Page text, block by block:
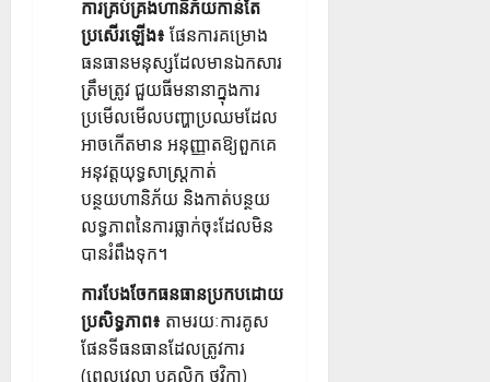
ការគ្រប់គ្រងហានិភ័យកាន់តែ
ប្រសើរឡើង៖ ផែនការគម្រោង
ធនធានមនុស្សដែលមានឯកសារ
ត្រឹមត្រូវ ជួយធីមនានាក្នុងការ
ប្រមើលមើលបញ្ហាប្រឈមដែល
អាចកើតមាន អនុញ្ញាតឱ្យពួកគេ
អនុវត្តយុទ្ធសាស្រ្តកាត់
បន្ថយហានិភ័យ និងកាត់បន្ថយ
លទ្ធភាពនៃការធ្លាក់ចុះដែលមិន
បានរំពឹងទុក។
ការបែងចែកធនធានប្រកបដោយ
ប្រសិទ្ធភាព៖ តាមរយៈការគូស
ផែនទីធនធានដែលត្រូវការ
(ពេលវេលា បុគ្គលិក ថវិកា)